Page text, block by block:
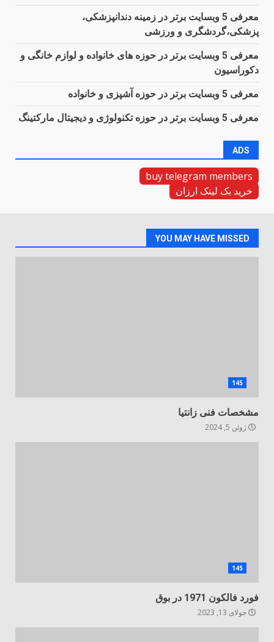
معرفی 5 وبسایت برتر در زمینه دندانپزشکی،
پزشکی،گردشگری و ورزشی
معرفی 5 وبسایت برتر در حوزه های خانواده و لوازم خانگی و
دکوراسیون
معرفی 5 وبسایت برتر در حوزه آشپزی و خانواده
معرفی 5 وبسایت برتر در حوزه تکنولوژی و دیجیتال مارکتینگ
ADS
buy telegram members
خرید بک لینک ارزان
YOU MAY HAVE MISSED
145
مشخصات فنی زانتیا
ژوئن 5, 2024
145
فورد فالکون 1971 در بوق
جولای 13, 2023